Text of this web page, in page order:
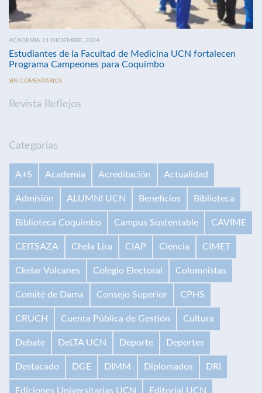
ACADEMIA 21 DICIEMBRE, 2024
Estudiantes de la Facultad de Medicina UCN fortalecen
Programa Campeones para Coquimbo
SIN COMENTARIOS
Revista Reflejos
Categorías
A+S Academia Acreditación Actualidad
Admisión ALUMNI UCN Beneficios Biblioteca
Biblioteca Coquimbo Campus Sustentable CAVIME
CEITSAZA Chela Lira CIAP Ciencia CIMET
Ckelar Volcanes Colegio Electoral Columnistas
Comité de Dama Consejo Superior CPHS
CRUCH Cuenta Pública de Gestión Cultura
Debate DeLTA UCN Deporte Deportes
Destacado DGE DIMM Diplomados DRI
Ediciones Universitarias UCN Editorial UCN